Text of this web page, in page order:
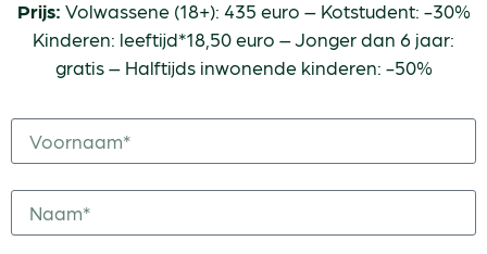
Prijs: Volwassene (18+): 435 euro – Kotstudent: -30%
Kinderen: leeftijd*18,50 euro – Jonger dan 6 jaar:
gratis – Halftijds inwonende kinderen: -50%